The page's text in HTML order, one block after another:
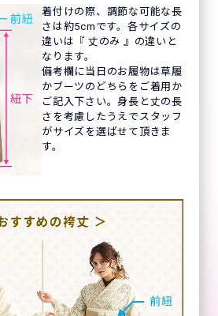
着付けの際、調節な可能な長
さは約5cmです。各サイズの
違いは『 丈のみ 』の違いと
なります。
備考欄に当日のお履物は草履
かブーツのどちらをご着用か
ご記入下さい。身長と丈の長
さを考慮したうえでスタッフ
がサイズを選ばせて頂きま
す。